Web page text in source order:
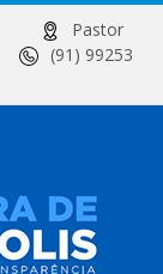
Pastor
(91) 99253